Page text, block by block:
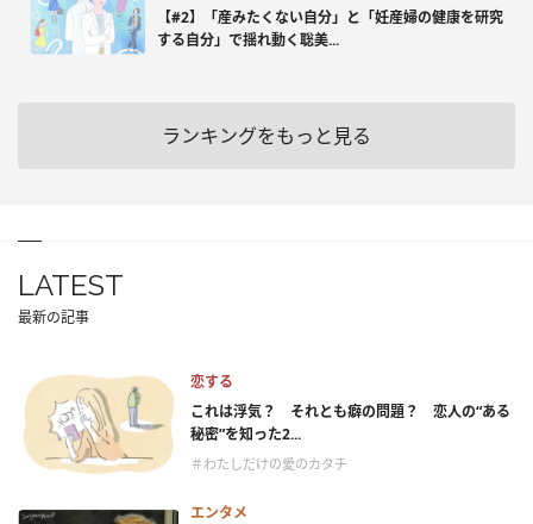
【#2】「産みたくない自分」と「妊産婦の健康を研究
する自分」で揺れ動く聡美...
ランキングをもっと見る
LATEST
最新の記事
恋する
これは浮気？ それとも癖の問題？ 恋人の“ある
秘密”を知った2...
＃わたしだけの愛のカタチ
エンタメ